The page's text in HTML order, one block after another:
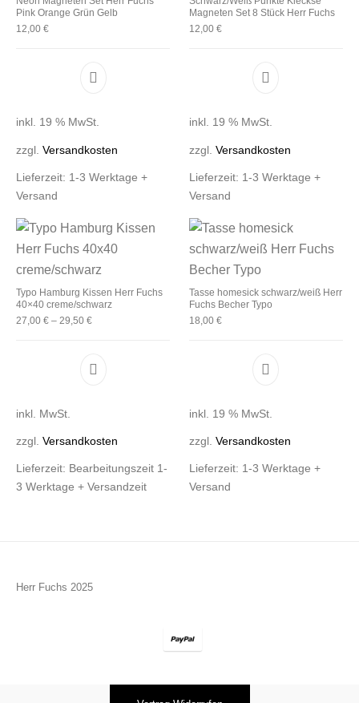
Pink Orange Grün Gelb
12,00€
inkl. 19 % MwSt.
zzgl.Versandkosten
Lieferzeit: 1-3 Werktage +
Versand
Magneten Set 8 Stück Herr Fuchs
12,00 €
inkl. 19 % MwSt.
zzgl. Versandkosten
Lieferzeit: 1-3 Werktage +
Versand
Typo Hamburg Kissen Herr Fuchs
40×40 creme/schwarz
27,00€ – 29,50€
Dieses Produkt weist mehrere Varianten auf.
inkl. MwSt.
zzgl.Versandkosten
Lieferzeit: Bearbeitungszeit 1-
3 Werktage + Versandzeit
Tasse homesick schwarz/weiß Herr
Fuchs Becher Typo
18,00 €
inkl. 19 % MwSt.
zzgl. Versandkosten
Lieferzeit: 1-3 Werktage +
Versand
Herr Fuchs 2025